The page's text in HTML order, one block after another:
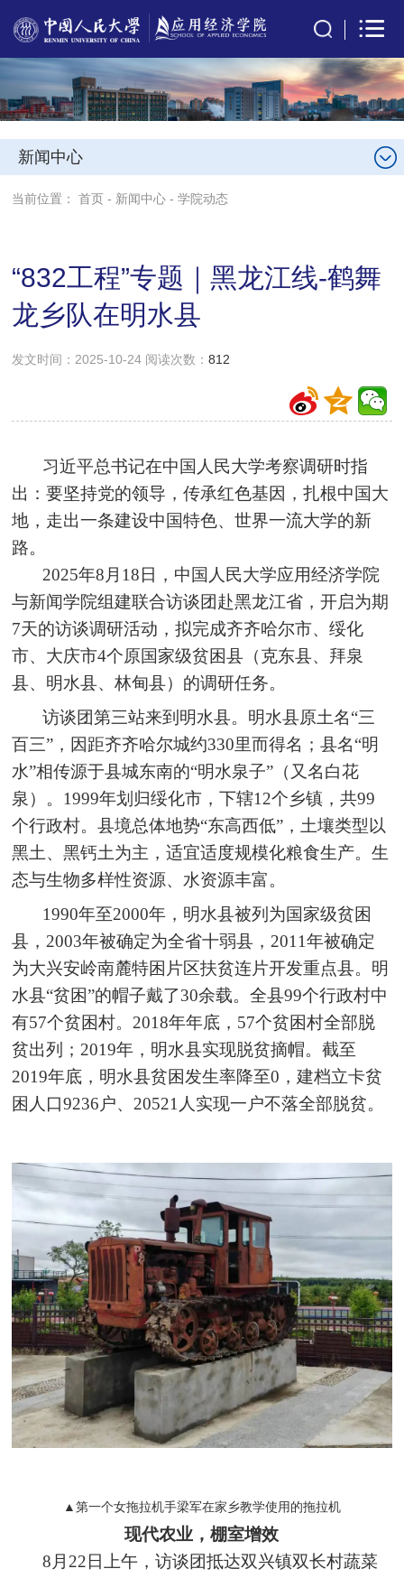
新闻中心
当前位置：首页 - 新闻中心 -学院动态
“832工程”专题｜黑龙江线-鹤舞
龙乡队在明水县
发文时间：2025-10-24 阅读次数：812
习近平总书记在中国人民大学考察调研时指
出：要坚持党的领导，传承红色基因，扎根中国大
地，走出一条建设中国特色、世界一流大学的新
路。
2025年8月18日，中国人民大学应用经济学院
与新闻学院组建联合访谈团赴黑龙江省，开启为期
7天的访谈调研活动，拟完成齐齐哈尔市、绥化
市、大庆市4个原国家级贫困县（克东县、拜泉
县、明水县、林甸县）的调研任务。
访谈团第三站来到明水县。明水县原土名“三
百三”，因距齐齐哈尔城约330里而得名；县名“明
水”相传源于县城东南的“明水泉子”（又名白花
泉）。1999年划归绥化市，下辖12个乡镇，共99
个行政村。县境总体地势“东高西低”，土壤类型以
黑土、黑钙土为主，适宜适度规模化粮食生产。生
态与生物多样性资源、水资源丰富。
1990年至2000年，明水县被列为国家级贫困
县，2003年被确定为全省十弱县，2011年被确定
为大兴安岭南麓特困片区扶贫连片开发重点县。明
水县“贫困”的帽子戴了30余载。全县99个行政村中
有57个贫困村。2018年年底，57个贫困村全部脱
贫出列；2019年，明水县实现脱贫摘帽。截至
2019年底，明水县贫困发生率降至0，建档立卡贫
困人口9236户、20521人实现一户不落全部脱贫。
▲第一个女拖拉机手梁军在家乡教学使用的拖拉机
现代农业，棚室增效
8月22日上午，访谈团抵达双兴镇双长村蔬菜